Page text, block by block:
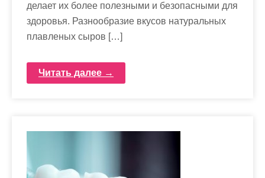
делает их более полезными и безопасными для
здоровья. Разнообразие вкусов натуральных
плавленых сыров […]
Читать далее →